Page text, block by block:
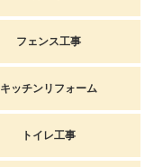
フェンス工事
キッチンリフォーム
トイレ工事